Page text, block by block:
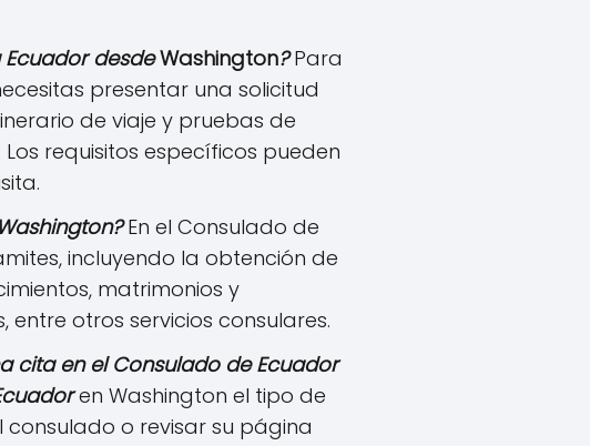
desdeWashington?Para
presentar una solicitud
de viaje y pruebas de
requisitos específicos pueden
Washington? En el Consulado de
incluyendo la obtención de
matrimonios y
otros servicios consulares.
cita en el Consulado deEcuador
en Washington el tipo de
o revisar su página